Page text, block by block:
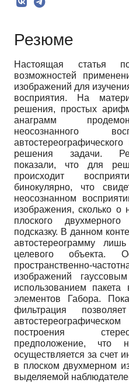
Резюме
Настоящая статья
возможностей
изображений для
восприятия. На
решения, простых
анаграмм
неосознанного
решения задачи.
показали, что для
происходит
бинокулярно, что
неосознанном
изображения, сколько о
плоского
подсказку. В данном
автостереограмму
целевого объекта.
пространственно-
изображений
использованием
элементов Габора.
фильтрация
построения
предположение, что
осуществляется за счет
в плоском двухмерном
выделяемой